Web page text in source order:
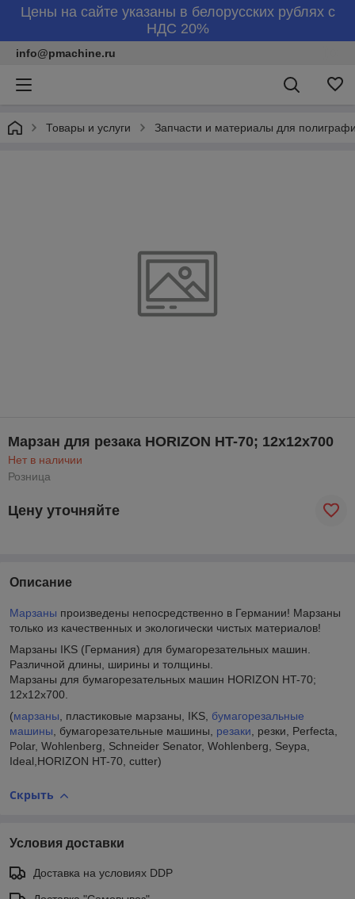
Цены на сайте указаны в белорусских рублях с
НДС 20%
info@pmachine.ru
Товары и услуги Запчасти и материалы для
Марзан для резака HORIZON HT-70; 12x12x700
Нет в наличии
Розница
Цену уточняйте
Описание
Марзаны произведены непосредственно в Германии! Марзаны
только из качественных и экологически чистых материалов!
Марзаны IKS (Германия) для бумагорезательных машин.
Различной длины, ширины и толщины.
Марзаны для бумагорезательных машин HORIZON HT-70;
12x12x700.
(марзаны , пластиковые марзаны, IKS, бумагорезальные
машины , бумагорезательные машины, резаки , резки, Perfecta,
Polar, Wohlenberg, Schneider Sеnator, Wohlenberg, Seypa,
Ideal,HORIZON HT-70, cutter)
Скрыть
Условия доставки
Доставка на условиях DDP